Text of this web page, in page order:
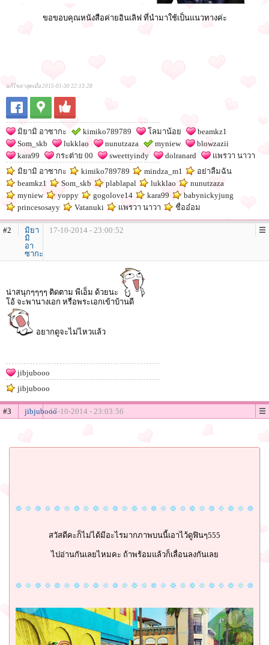
ขอขอบคุณหนังสือค่ายอินเลิฟ ที่นำมาใช้เป็นแนวทางค่ะ
แก้ไขล่าสุดเมื่อ 2015-01-30 22:13:28
มิยามิ อาซากะ kimiko789789 โลมาน้อย
beamkz1
Som_skb
lukklao nunutzaza myniew
blowzazii
kara99
กระต่าย 00 sweettyindy dolranard
เเพรวา นาวา
มิยามิ อาซากะ
kimiko789789 mindza_m1
อย่าลืมฉัน
beamkz1
Som_skb plablapal lukklao
nunutzaza
myniew
yoppy gogolove14 kara99
babynickyjung
princesosayy
Vatanuki เเพรวา นาวา ชื่ออ๋อม
#2
มิยา
มิ
อา
ซากะ
17-10-2014 - 23:00:52
น่าสนุกๆๆๆๆ ติดตาม พีเอ็ม ด้วยนะ
โอ้ จะพานางเอก หรือพระเอกเข้าบ้านดี
อยากดูจะไม่ไหวแล้ว
jibjubooo
jibjubooo
#3 jibjubooo17-10-2014 - 23:03:56
สวัสดีคะก็ไม่ได้มีอะไรมากภาพบนนี้เอาไว้ดูฟินๆ555
ไปอ่านกันเลยไหมคะ ถ้าพร้อมแล้วก็เลื่อนลงกันเลย